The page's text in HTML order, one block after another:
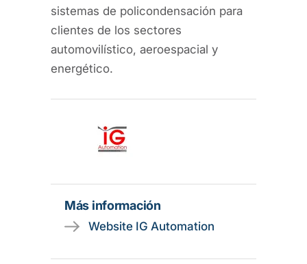
sistemas de policondensación para
clientes de los sectores
automovilístico, aeroespacial y
energético.
Más información
Website IG Automation